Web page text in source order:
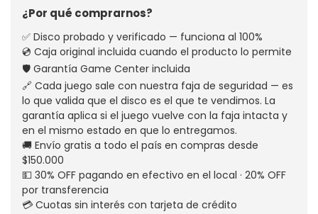
¿Por qué comprarnos?
✅ Disco probado y verificado — funciona al 100%
💿 Caja original incluida cuando el producto lo permite
🛡️ Garantía Game Center incluida
🔗 Cada juego sale con nuestra faja de seguridad — es
lo que valida que el disco es el que te vendimos. La
garantía aplica si el juego vuelve con la faja intacta y
en el mismo estado en que lo entregamos.
🚚 Envío gratis a todo el país en compras desde
$150.000
💵 30% OFF pagando en efectivo en el local · 20% OFF
por transferencia
💳 Cuotas sin interés con tarjeta de crédito